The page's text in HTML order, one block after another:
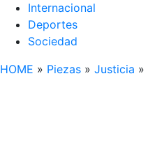
Internacional
Deportes
Sociedad
HOME » Piezas » Justicia »